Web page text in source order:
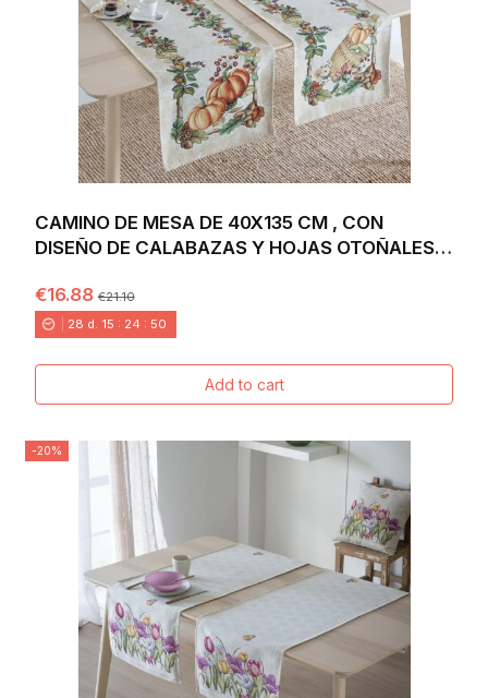
CAMINO DE MESA DE 40X135 CM , CON
DISEÑO DE CALABAZAS Y HOJAS OTOÑALES
€16.88€21.10
28 d. 15 : 24 : 48
Add to cart
-20%